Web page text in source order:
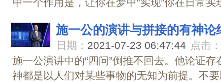
中一个作用是，让你在梦中“实现”你在日常
施一公的演讲与拼接的有神
日期： 2021-07-23 06:47:44 点击：
施一公演讲中的“四问”倒推不回去。他论证
神都是以人们对某些事物的无知为前提。不